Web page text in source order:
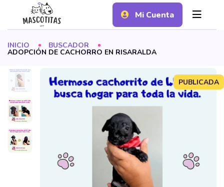
Mi Cuenta
INICIO BUSCADOR
ADOPCIÓN DE CACHORRO EN RISARALDA
PUBLICADA